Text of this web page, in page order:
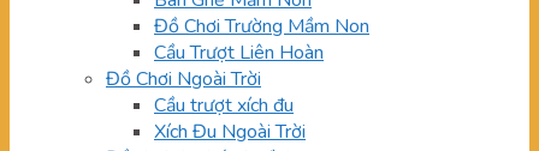
Đồ Chơi Trường Mầm Non
Cầu Trượt Liên Hoàn
Đồ Chơi Ngoài Trời
Cầu trượt xích đu
Xích Đu Ngoài Trời